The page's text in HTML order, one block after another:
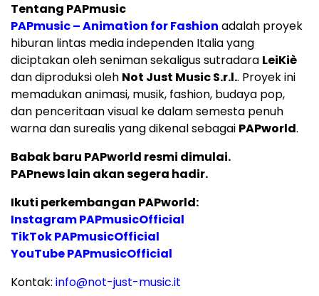
Tentang PAPmusic
PAPmusic – Animation for Fashion adalah proyek
hiburan lintas media independen Italia yang
diciptakan oleh seniman sekaligus sutradara LeiKiè
dan diproduksi oleh Not Just Music S.r.l.. Proyek ini
memadukan animasi, musik, fashion, budaya pop,
dan penceritaan visual ke dalam semesta penuh
warna dan surealis yang dikenal sebagai PAPworld.
Babak baru PAPworld resmi dimulai.
PAPnews lain akan segera hadir.
Ikuti perkembangan PAPworld:
Instagram PAPmusicOfficial
TikTok PAPmusicOfficial
YouTube PAPmusicOfficial
Kontak: info@not-just-music.it